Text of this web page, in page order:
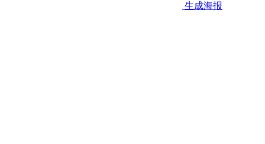
生成海报